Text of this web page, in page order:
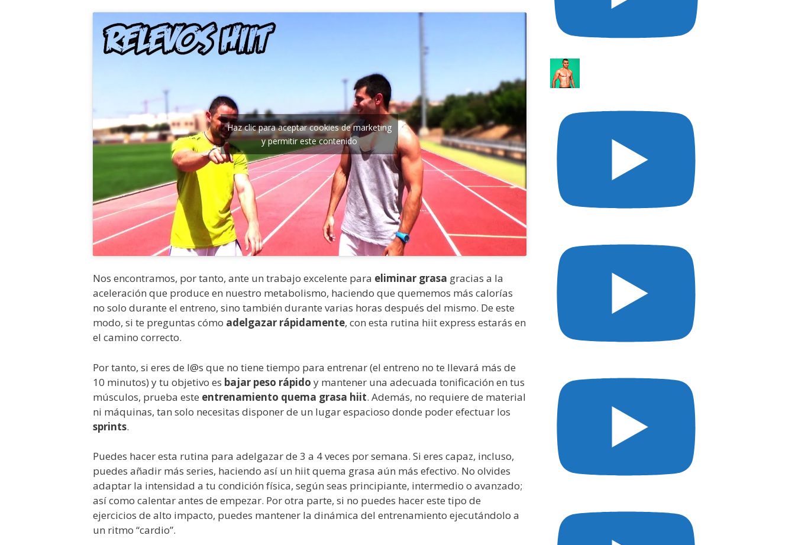
Haz clic para aceptar cookies de marketing
y permitir este contenido
Nos encontramos, por tanto, ante un trabajo excelente para eliminar grasa gracias a la
aceleración que produce en nuestro metabolismo, haciendo que quememos más calorías
no solo durante el entreno, sino también durante varias horas después del mismo. De este
modo, si te preguntas cómo adelgazar rápidamente, con esta rutina hiit express estarás en
el camino correcto.
Por tanto, si eres de l@s que no tiene tiempo para entrenar (el entreno no te llevará más de
10 minutos) y tu objetivo es bajar peso rápido y mantener una adecuada tonificación en tus
músculos, prueba este entrenamiento quema grasa hiit. Además, no requiere de material
ni máquinas, tan solo necesitas disponer de un lugar espacioso donde poder efectuar los
sprints.
Puedes hacer esta rutina para adelgazar de 3 a 4 veces por semana. Si eres capaz, incluso,
puedes añadir más series, haciendo así un hiit quema grasa aún más efectivo. No olvides
adaptar la intensidad a tu condición física, según seas principiante, intermedio o avanzado;
así como calentar antes de empezar. Por otra parte, si no puedes hacer este tipo de
ejercicios de alto impacto, puedes mantener la dinámica del entrenamiento ejecutándolo a
un ritmo “cardio”.